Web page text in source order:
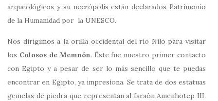
arqueológicos y su necrópolis están declarados Patrimonio
de la Humanidad por la UNESCO.
Nos dirigimos a la orilla occidental del río Nilo para visitar
los Colosos de Memnón. Éste fue nuestro primer contacto
con Egipto y a pesar de ser lo más sencillo que te puedas
encontrar en Egipto, ya impresiona. Se trata de dos estatuas
gemelas de piedra que representan al faraón Amenhotep III.